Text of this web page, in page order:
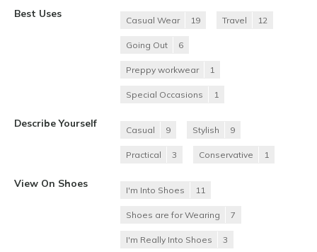
Best Uses
Casual Wear 19 Travel 12
Going Out 6
Preppy workwear 1
Special Occasions 1
Describe Yourself
Casual 9 Stylish 9
Practical 3 Conservative 1
View On Shoes
I'm Into Shoes 11
Shoes are for Wearing 7
I'm Really Into Shoes 3